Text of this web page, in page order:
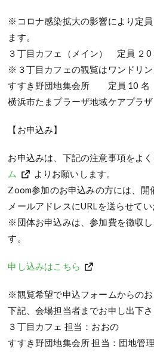
※コロナ感染拡大の影響により定
ます。
３丁目カフェ（メイン） 定員 ２0
※３丁目カフェの観覧はワンドリ
すすき野団地集会所 定員 10 名
横浜市たまプラーザ地域ケアプラ
【お申込み】
お申込みは、下記の注意事項をよく
ム
よりお願いします。
Zoom参加のお申込みの方には、開
メールアドレスにURLを送らせてい
※団体お申込みは、参加費を徴収
す。
申し込みはこちら
※観覧希望で申込フォームからのお
下記、会場担当者までお申し出下さ
３丁目カフェ 担当：おおの
すすき野団地集会所 担当：団地管